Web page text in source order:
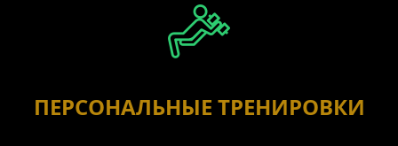
ПЕРСОНАЛЬНЫЕ ТРЕНИРОВКИ